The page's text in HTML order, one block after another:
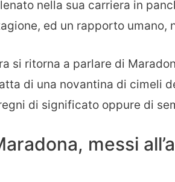
nella sua carriera in
ed un rapporto
si ritorna a parlare di
di una novantina di cimeli
di significato oppure di
messi